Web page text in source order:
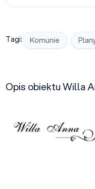
Tagi: Komunie
Opis obiektu Willa